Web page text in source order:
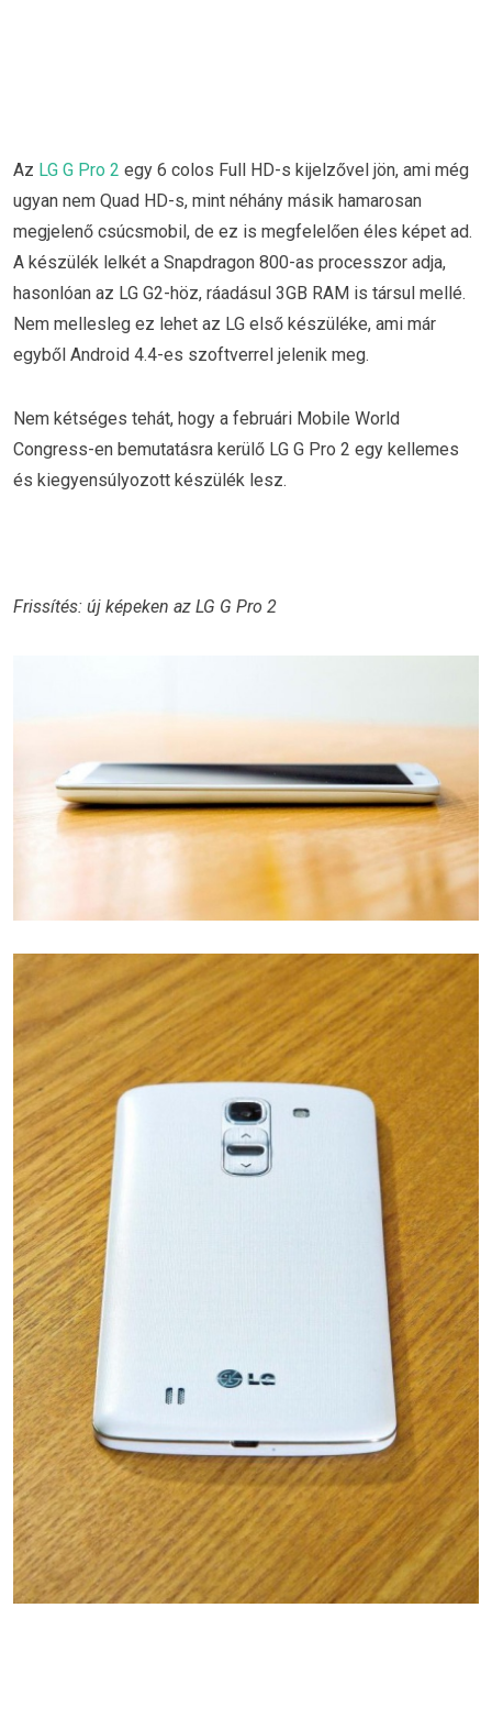
Az LG G Pro 2 egy 6 colos Full HD-s kijelzővel jön, ami még
ugyan nem Quad HD-s, mint néhány másik hamarosan
megjelenő csúcsmobil, de ez is megfelelően éles képet ad.
A készülék lelkét a Snapdragon 800-as processzor adja,
hasonlóan az LG G2-höz, ráadásul 3GB RAM is társul mellé.
Nem mellesleg ez lehet az LG első készüléke, ami már
egyből Android 4.4-es szoftverrel jelenik meg.
Nem kétséges tehát, hogy a februári Mobile World
Congress-en bemutatásra kerülő LG G Pro 2 egy kellemes
és kiegyensúlyozott készülék lesz.
Frissítés: új képeken az LG G Pro 2